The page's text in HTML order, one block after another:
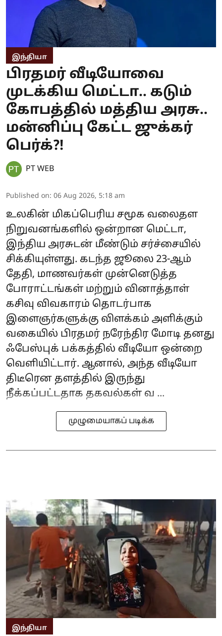
இந்தியா
பிரதமர் வீடியோவை
முடக்கிய மெட்டா.. கடும்
கோபத்தில் மத்திய அரசு..
மன்னிப்பு கேட்ட ஜுக்கர்
பெர்க்?!
PT WEB
Published on: 06 Aug 2026, 5:18 am
உலகின் மிகப்பெரிய சமூக வலைதள
நிறுவனங்களில் ஒன்றான மெட்டா,
இந்திய அரசுடன் மீண்டும் சர்ச்சையில்
சிக்கியுள்ளது. கடந்த ஜூலை 23-ஆம்
தேதி, மாணவர்கள் முன்னெடுத்த
போராட்டங்கள் மற்றும் வினாத்தாள்
கசிவு விவகாரம் தொடர்பாக
இளைஞர்களுக்கு விளக்கம் அளிக்கும்
வகையில் பிரதமர் நரேந்திர மோடி தனது
ஃபேஸ்புக் பக்கத்தில் வீடியோ ஒன்றை
வெளியிட்டார். ஆனால், அந்த வீடியோ
திடீரென தளத்தில் இருந்து
நீக்கப்பட்டதாக தகவல்கள் வ ...
முழுமையாகப் படிக்க
இந்தியா